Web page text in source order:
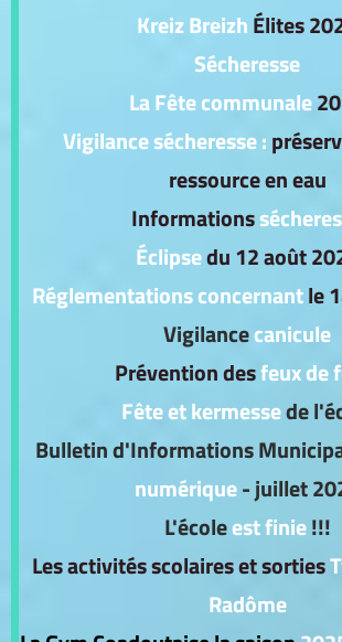
Kreiz BreizhÉlites
Sécheresse
La Fête communale
Vigilance sécheresse :
ressource en eau
Informations
Éclipsedu 12 août
Réglementations concernantle
Vigilancecanicule
Prévention desfeux de
Fête et kermessede
Bulletin d'Informations
numérique- juillet
L'écoleest finie!!!
Les activités scolaires et sorties
Radôme